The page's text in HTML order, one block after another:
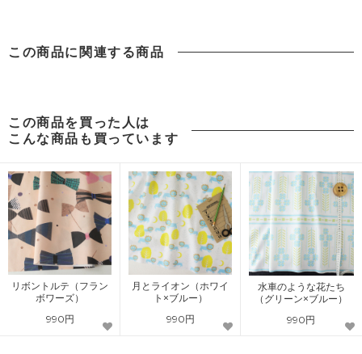
この商品に関連する商品
この商品を買った人は
こんな商品も買っています
リボントルテ（フラン
ボワーズ）
990円
月とライオン（ホワイ
ト×ブルー）
990円
水車のような花たち
（グリーン×ブルー）
990円